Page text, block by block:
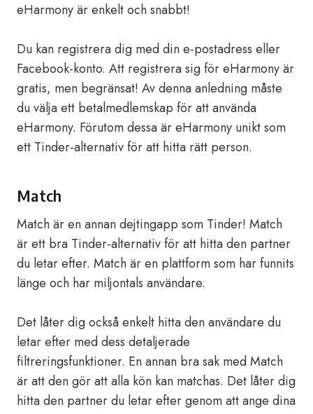
eHarmony är enkelt och snabbt!
Du kan registrera dig med din e-postadress eller
Facebook-konto. Att registrera sig för eHarmony är
gratis, men begränsat! Av denna anledning måste
du välja ett betalmedlemskap för att använda
eHarmony. Förutom dessa är eHarmony unikt som
ett Tinder-alternativ för att hitta rätt person.
Match
Match är en annan dejtingapp som Tinder! Match
är ett bra Tinder-alternativ för att hitta den partner
du letar efter. Match är en plattform som har funnits
länge och har miljontals användare.
Det låter dig också enkelt hitta den användare du
letar efter med dess detaljerade
filtreringsfunktioner. En annan bra sak med Match
är att den gör att alla kön kan matchas. Det låter dig
hitta den partner du letar efter genom att ange dina